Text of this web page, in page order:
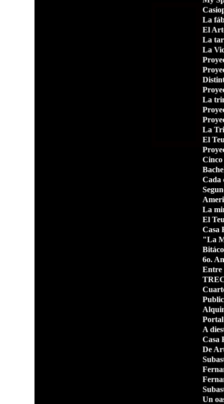
La
El
La
La
La
La
El
Cinco
Cada
La
El
Casa
"La
6o.
Entre
Portal
A
Casa
De
Un